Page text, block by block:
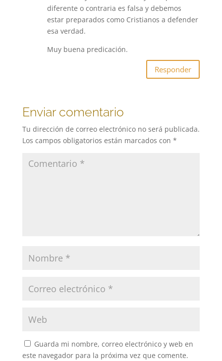
diferente o contraria es falsa y debemos
estar preparados como Cristianos a defender
esa verdad.
Muy buena predicación.
Responder
Enviar comentario
Tu dirección de correo electrónico no será publicada.
Los campos obligatorios están marcados con *
Guarda mi nombre, correo electrónico y web en
este navegador para la próxima vez que comente.